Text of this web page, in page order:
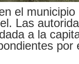
el
Las
a la
por